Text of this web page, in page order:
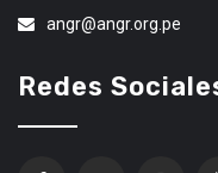
angr@angr.org.pe
Redes